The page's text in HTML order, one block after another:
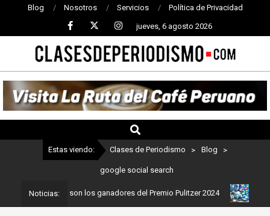
Blog Nosotros Servicios Política de Privacidad
jueves, 6 agosto 2026
CLASES
DE
PERIODISMO
Estas viendo: Clases de Periodismo > Blog >
google social search
Noticias:
Estos son los ganadores del Premio Pulitzer 2024